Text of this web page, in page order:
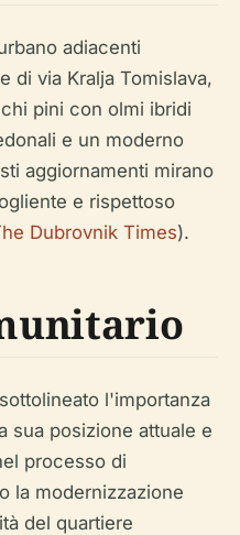
adiacenti
di via Kralja Tomislava,
pini con olmi ibridi
e un moderno
aggiornamenti mirano
e rispettoso
Dubrovnik Times).
l'importanza
sua posizione attuale e
processo di
la modernizzazione
del quartiere